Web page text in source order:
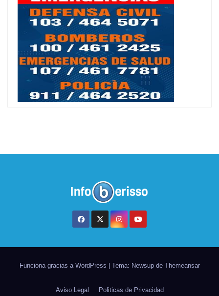
Funciona gracias a WordPress Tema: Newsup de Themeansar
Aviso Legal Politicas de Privacidad